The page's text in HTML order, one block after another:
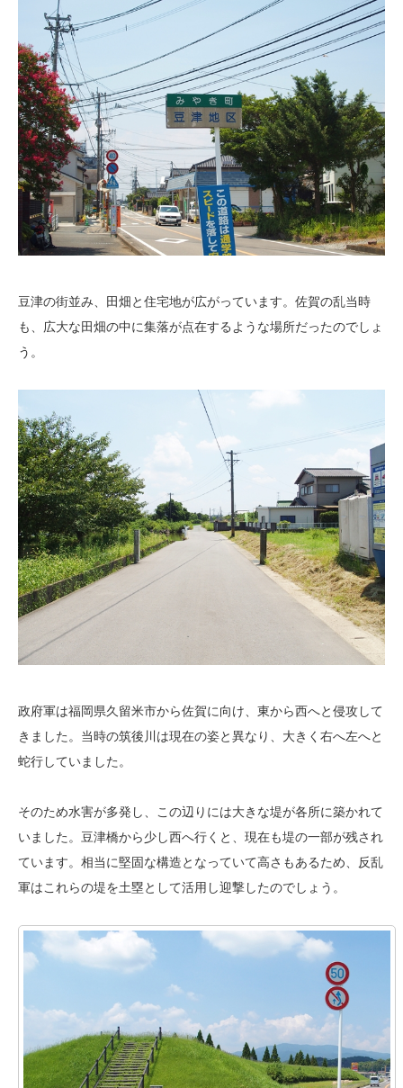
豆津の街並み、田畑と住宅地が広がっています。佐賀の乱当時
も、広大な田畑の中に集落が点在するような場所だったのでしょ
う。
政府軍は福岡県久留米市から佐賀に向け、東から西へと侵攻して
きました。当時の筑後川は現在の姿と異なり、大きく右へ左へと
蛇行していました。
そのため水害が多発し、この辺りには大きな堤が各所に築かれて
いました。豆津橋から少し西へ行くと、現在も堤の一部が残され
ています。相当に堅固な構造となっていて高さもあるため、反乱
軍はこれらの堤を土塁として活用し迎撃したのでしょう。